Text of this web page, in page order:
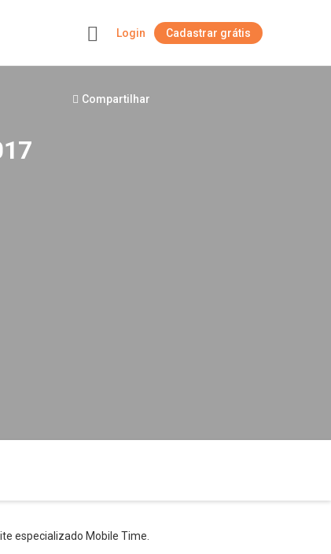
Login Cadastrar grátis
Compartilhar
especializado Mobile Time.